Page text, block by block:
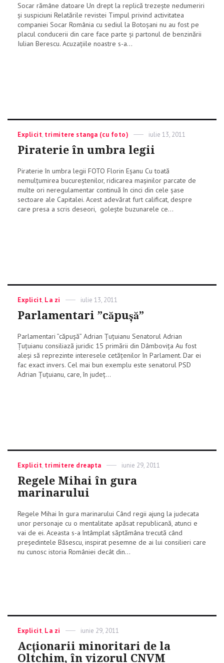
Socar rămâne datoare Un drept la replică trezește nedumeriri
și suspiciuni Relatările revistei Timpul privind activitatea
companiei Socar România cu sediul la Botoșani nu au fost pe
placul conducerii din care face parte și partonul de benzinării
Iulian Berescu. Acuzațiile noastre s-a...
Categories
Explicit, trimitere stanga (cu foto)
Posted
on
iulie 13, 2011
Piraterie în umbra legii
Piraterie în umbra legii FOTO Florin Eșanu Cu toată
nemulțumirea bucureștenilor, ridicarea mașinilor parcate de
multe ori neregulamentar continuă în cinci din cele șase
sectoare ale Capitalei. Acest adevărat furt calificat, despre
care presa a scris deseori, golește buzunarele ce...
Categories
Explicit, La zi
Posted
iulie 13, 2011
Parlamentari ”căpușă”
Parlamentari ”căpușă” Adrian Țuțuianu Senatorul Adrian
Țuțuianu consiliază juridic 15 primării din Dâmbovița Au fost
aleși să reprezinte interesele cetățenilor în Parlament. Dar ei
fac exact invers. Cel mai bun exemplu este senatorul PSD
Adrian Țuțuianu, care, în județ...
Categories
Explicit, trimitere dreapta
Posted
iunie 29, 2011
Regele Mihai în gura
marinarului
Regele Mihai în gura marinarului Când regii ajung la judecata
unor personaje cu o mentalitate apăsat republicană, atunci e
vai de ei. Aceasta s-a întâmplat săptămâna trecută când
președintele Băsescu, inspirat pesemne de ai lui consilieri care
nu cunosc istoria României decât din...
Categories
Explicit, La zi
Posted
iunie 29, 2011
Acționarii minoritari de la
Oltchim, în vizorul CNVM